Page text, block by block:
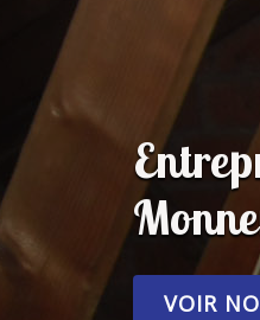
VOIR